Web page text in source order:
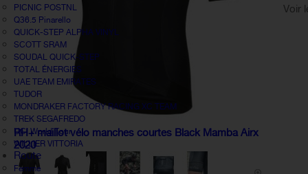
PICNIC POSTNL
Q36.5 Pinarello
QUICK-STEP ALPHA VINYL
SCOTT SRAM
SOUDAL QUICK-STEP
TOTAL ÉNERGIES
UAE TEAM EMIRATES
TUDOR
MONDRAKER FACTORY RACING XC TEAM
TREK SEGAFREDO
UCI World Tour
WILLIER VITTORIA
Route
Femme
RH+ maillot vélo manches courtes Black Mamba Airx
2020
Voir